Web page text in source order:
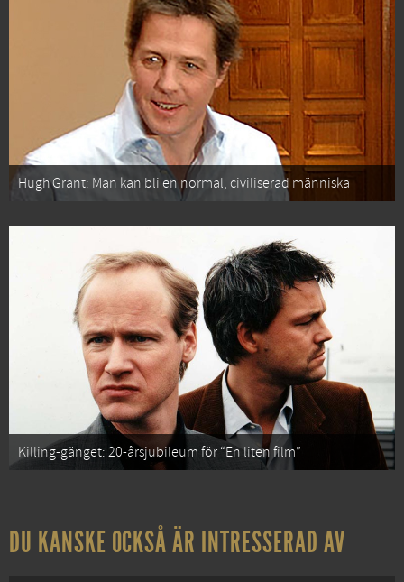
Hugh Grant: Man kan bli en normal, civiliserad människa
Killing-gänget: 20-årsjubileum för “En liten film”
DU KANSKE OCKSÅ ÄR INTRESSERAD AV